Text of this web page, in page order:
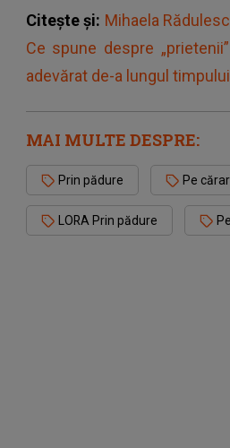
Citește și: Mihaela
Ce spune despre
adevărat de-a lungul
MAI MULTE DESPRE:
Prin pădure Pe
LORA Prin pădure